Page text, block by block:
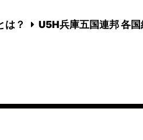
は？ U5H兵庫五国連邦 各国